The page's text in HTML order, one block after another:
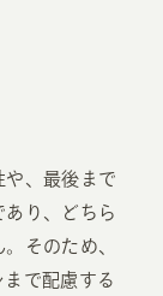
、最後まで
り、どちら
そのため、
で配慮する